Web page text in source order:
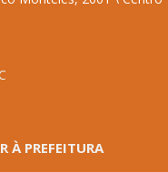
À PREFEITURA